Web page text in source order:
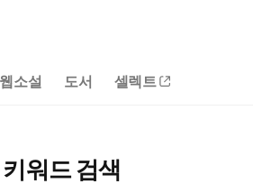
웹소설 도서 셀렉트
워드 검색